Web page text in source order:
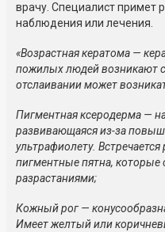
врачу. Специалист примет
наблюдения или лечения.
«Возрастная кератома —
пожилых людей возникают
отслаивании может
Пигментная ксеродерма —
развивающаясяиз-за
ультрафиолету.
пигментные пятна, которые
разрастаниями;
Кожный рог —
Имеет желтый или